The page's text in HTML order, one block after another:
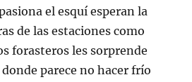
el esquí esperan la
de las estaciones como
forasteros les sorprende
donde parece no hacer frío